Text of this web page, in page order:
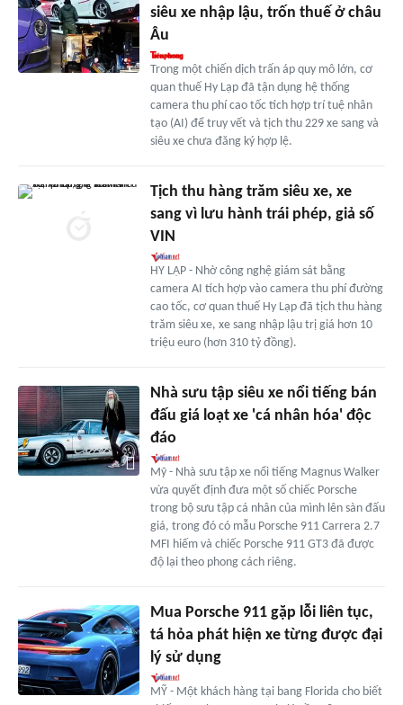
siêu xe nhập lậu, trốn thuế ở châu
Âu
Trong một chiến dịch trấn áp quy mô lớn, cơ
quan thuế Hy Lạp đã tận dụng hệ thống
camera thu phí cao tốc tích hợp trí tuệ nhân
tạo (AI) để truy vết và tịch thu 229 xe sang và
siêu xe chưa đăng ký hợp lệ.
Tịch thu hàng trăm siêu xe, xe
sang vì lưu hành trái phép, giả số
VIN
HY LẠP - Nhờ công nghệ giám sát bằng
camera AI tích hợp vào camera thu phí đường
cao tốc, cơ quan thuế Hy Lạp đã tịch thu hàng
trăm siêu xe, xe sang nhập lậu trị giá hơn 10
triệu euro (hơn 310 tỷ đồng).
Nhà sưu tập siêu xe nổi tiếng bán
đấu giá loạt xe 'cá nhân hóa' độc
đáo
Mỹ - Nhà sưu tập xe nổi tiếng Magnus Walker
vừa quyết định đưa một số chiếc Porsche
trong bộ sưu tập cá nhân của mình lên sàn đấu
giá, trong đó có mẫu Porsche 911 Carrera 2.7
MFI hiếm và chiếc Porsche 911 GT3 đã được
độ lại theo phong cách riêng.
Mua Porsche 911 gặp lỗi liên tục,
tá hỏa phát hiện xe từng được đại
lý sử dụng
MỸ - Một khách hàng tại bang Florida cho biết